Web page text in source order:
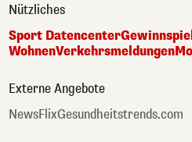
Nützliches
Sport Datencenter
WohnenVerkehrsmeldungen
Externe Angebote
NewsFlixGesundheitstrends.com